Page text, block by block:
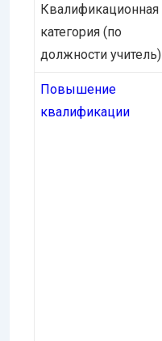
Квалификационная
категория (по
должности учитель)
Повышение
квалификации